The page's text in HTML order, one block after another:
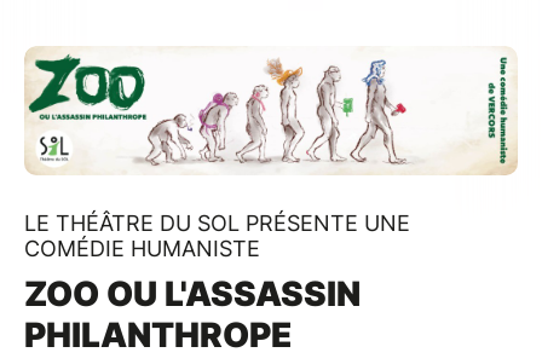
LE THÉÂTRE DU SOL PRÉSENTE UNE
COMÉDIE HUMANISTE
ZOO OU L'ASSASSIN
PHILANTHROPE